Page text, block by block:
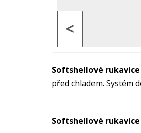
<
Softshellové
před chladem. Systém
Softshellové rukavice